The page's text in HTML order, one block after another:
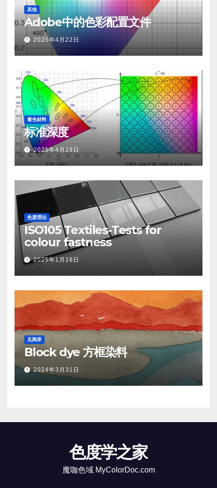
其他
Adobe中的色彩配置文件
2025年4月22日
着色材料
标准深度
2025年4月19日
色度理论
ISO105 Textiles-Tests for
colour fastness
2025年1月16日
见闻录
Block dye 方框染料
2024年3月31日
色度学之家
魔咖色域 MyColorDoc.com